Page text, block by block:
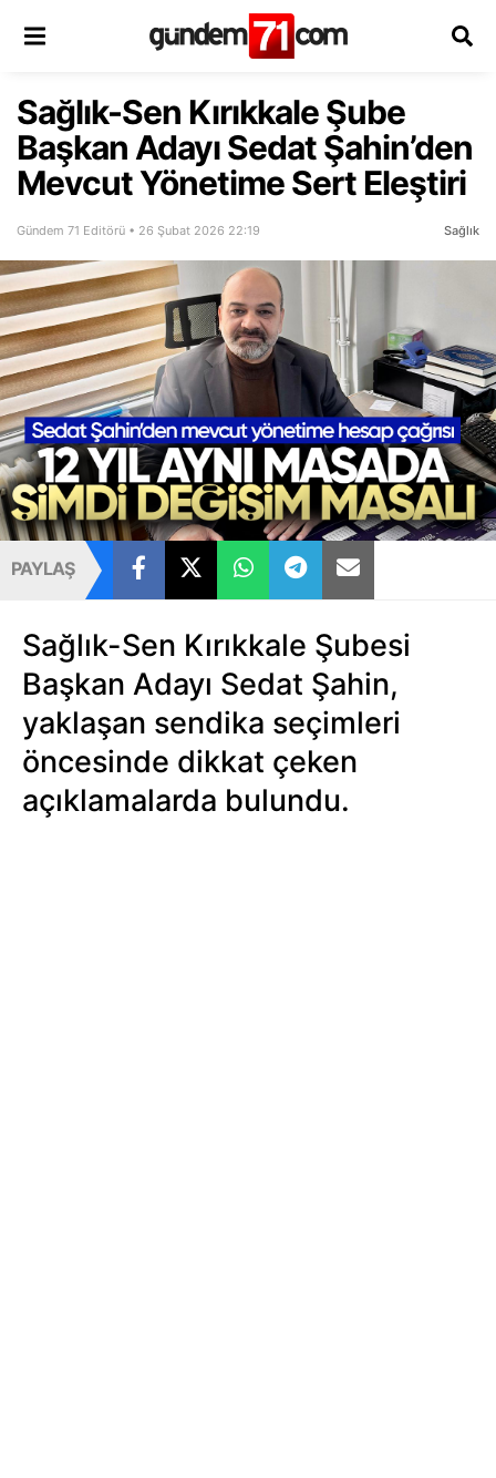
Sağlık-Sen Kırıkkale Şube
Başkan Adayı Sedat Şahin’den
Mevcut Yönetime Sert Eleştiri
Gündem 71 Editörü • 26 Şubat 2026 22:19 Sağlık
PAYLAŞ
Sağlık-Sen Kırıkkale Şubesi
Başkan Adayı Sedat Şahin,
yaklaşan sendika seçimleri
öncesinde dikkat çeken
açıklamalarda bulundu.